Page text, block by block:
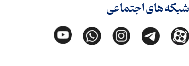
شبکه های اجتماعی